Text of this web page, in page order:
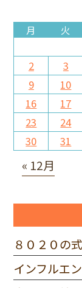
月 火
2
3
9
10
16
17
23
24
30
31
« 12月
８０２０の
インフルエ